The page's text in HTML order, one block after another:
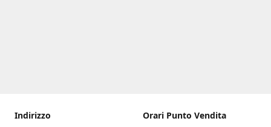
Indirizzo
Orari Punto Vendita